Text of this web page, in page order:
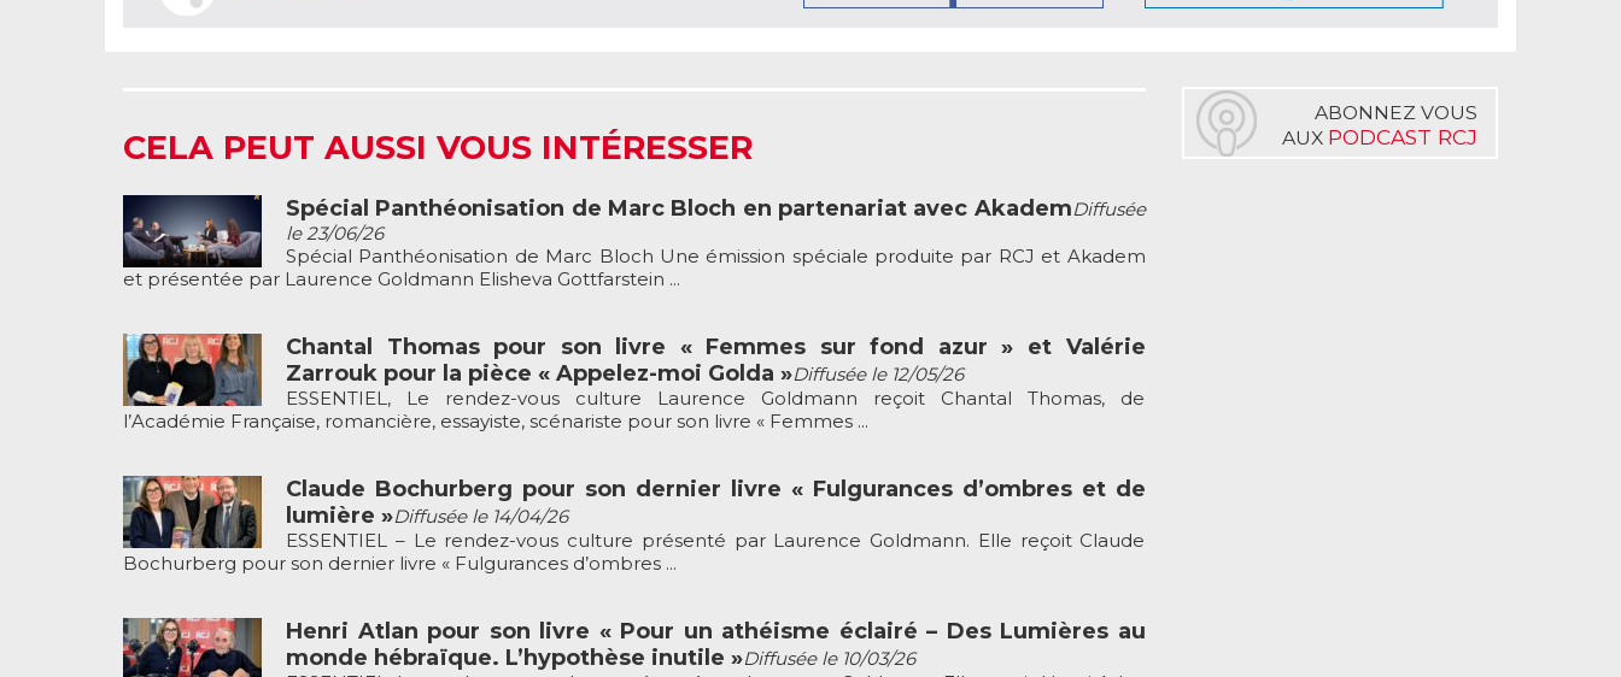
CELA PEUT AUSSI VOUS INTÉRESSER
Spécial Panthéonisation de Marc Bloch en partenariat avec AkademDiffusée
le 23/06/26
Spécial Panthéonisation de Marc Bloch Une émission spéciale produite par RCJ et Akadem
et présentée par Laurence Goldmann Elisheva Gottfarstein ...
Chantal Thomas pour son livre « Femmes sur fond azur » et Valérie
Zarrouk pour la pièce « Appelez-moi Golda »Diffusée le 12/05/26
ESSENTIEL, Le rendez-vous culture Laurence Goldmann reçoit Chantal Thomas, de
l’Académie Française, romancière, essayiste, scénariste pour son livre « Femmes ...
Claude Bochurberg pour son dernier livre « Fulgurances d’ombres et de
lumière »Diffusée le 14/04/26
ESSENTIEL – Le rendez-vous culture présenté par Laurence Goldmann. Elle reçoit Claude
Bochurberg pour son dernier livre « Fulgurances d’ombres ...
Henri Atlan pour son livre « Pour un athéisme éclairé – Des Lumières au
monde hébraïque. L’hypothèse inutile »Diffusée le 10/03/26
ABONNEZ VOUS
AUX PODCAST RCJ